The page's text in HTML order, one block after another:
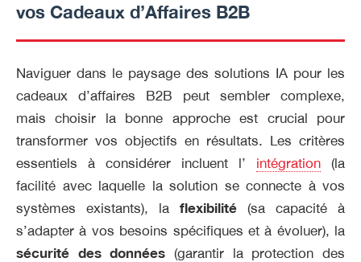
vos Cadeaux d’Affaires B2B
Naviguer dans le paysage des solutions IA pour les
cadeaux d’affaires B2B peut sembler complexe,
mais choisir la bonne approche est crucial pour
transformer vos objectifs en résultats. Les critères
essentiels à considérer incluent l’ intégration (la
facilité avec laquelle la solution se connecte à vos
systèmes existants), la flexibilité (sa capacité à
s’adapter à vos besoins spécifiques et à évoluer), la
sécurité des données (garantir la protection des